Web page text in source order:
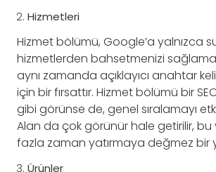
Hizmetleri
Hizmet bölümü, Google’a yalnızca
hizmetlerden bahsetmenizi
aynı zamanda açıklayıcı anahtar
için bir fırsattır. Hizmet bölümü bir
gibi görünse de, genel sıralamayı
Alan da çok görünür hale getirilir,
fazla zaman yatırmaya değmez bir
Ürünler